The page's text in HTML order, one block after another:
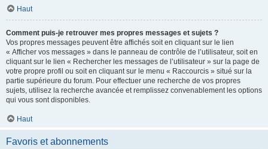
Haut
Comment puis-je retrouver mes propres messages et sujets ?
Vos propres messages peuvent être affichés soit en cliquant sur le lien
« Afficher vos messages » dans le panneau de contrôle de l’utilisateur, soit en
cliquant sur le lien « Rechercher les messages de l’utilisateur » sur la page de
votre propre profil ou soit en cliquant sur le menu « Raccourcis » situé sur la
partie supérieure du forum. Pour effectuer une recherche de vos propres
sujets, utilisez la recherche avancée et remplissez convenablement les options
qui vous sont disponibles.
Haut
Favoris et abonnements